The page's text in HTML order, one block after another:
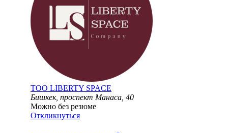
ТОО LIBERTY SPACE
Бишкек, проспект Манаса, 40
Можно без резюме
Откликнуться